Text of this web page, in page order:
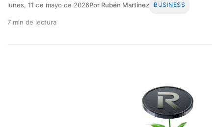
lunes, 11 de mayo de 2026Por Rubén Martínez BUSINESS
7 min de lectura